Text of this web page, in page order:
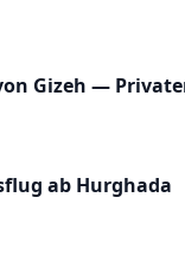
ab Hurghada